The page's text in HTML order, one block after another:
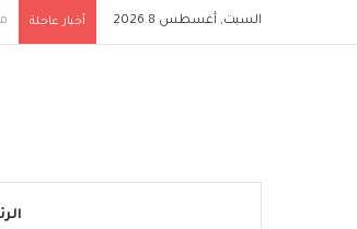
السبت, أغسطس 8 2026 أخبار عاجلة